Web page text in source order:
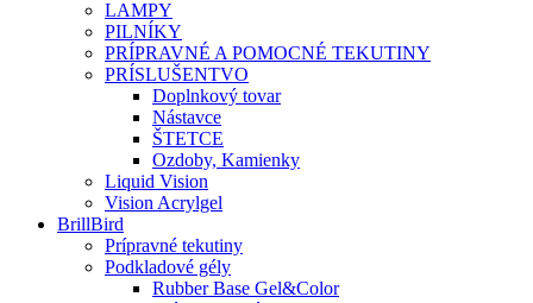
LAMPY
PILNÍKY
PRÍPRAVNÉ A POMOCNÉ TEKUTINY
PRÍSLUŠENTVO
Doplnkový tovar
Nástavce
ŠTETCE
Ozdoby, Kamienky
Liquid Vision
Vision Acrylgel
BrillBird
Prípravné tekutiny
Podkladové gély
Rubber Base Gel&Color